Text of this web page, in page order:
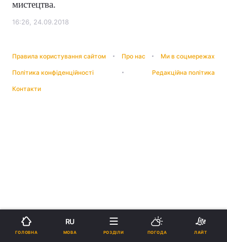
мистецтва.
16:26, 24.09.2018
Правила користування сайтом Про нас Ми в соцмережах
Політика конфіденційності Редакційна політика
Контакти
ГОЛОВНА
RU
МОВА РОЗДІЛИ ПОГОДА ЛАЙТ